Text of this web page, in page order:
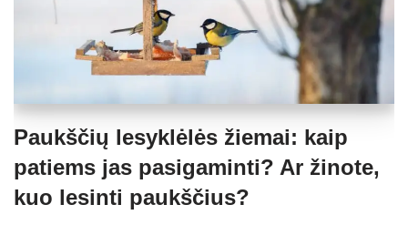
Paukščių lesyklėlės žiemai: kaip
patiems jas pasigaminti? Ar žinote,
kuo lesinti paukščius?